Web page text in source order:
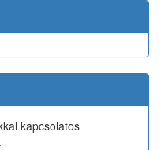
kapcsolatos